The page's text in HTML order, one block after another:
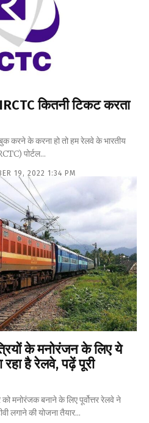
कितनी टिकट करता
करने के करना हो तो हम रेलवे के भारतीय
पोर्टल...
19, 2022 1:34 PM
के मनोरंजन के लिए ये
है रेलवे, पढ़ें पूरी
बनाने के लिए पूर्वोत्तर रेलवे ने
लगाने की योजना तैयार...